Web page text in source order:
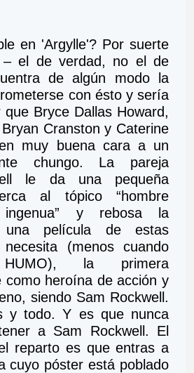
en 'Argylle'? Por suerte
el de verdad, no el de
de algún modo la
con ésto y sería
Bryce Dallas Howard,
Cranston y Caterine
muy buena cara a un
chungo. La pareja
le da una pequeña
al tópico “hombre
ingenua” y rebosa la
película de estas
necesita (menos cuando
la primera
como heroína de acción y
siendo Sam Rockwell.
y todo. Y es que nunca
a Sam Rockwell. El
reparto es que entras a
cuyo póster está poblado